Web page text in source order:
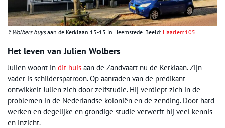
’t Wolbers huysaan de Kerklaan 13-15 in Heemstede. Beeld: Haarlem105
Het leven van Julien Wolbers
Julien woont in dit huis aan de Zandvaart nu de Kerklaan. Zijn
vader is schilderspatroon. Op aanraden van de predikant
ontwikkelt Julien zich door zelfstudie. Hij verdiept zich in de
problemen in de Nederlandse koloniën en de zending. Door hard
werken en degelijke en grondige studie verwerft hij veel kennis
en inzicht.